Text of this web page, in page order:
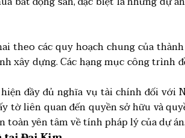
theo các quy hoạch chung của
xây dựng. Các hạng mục công trình
đầy đủ nghĩa vụ tài chính đối với
tờ liên quan đến quyền sở hữu và
yên tâm về tính pháp lý của dự án.